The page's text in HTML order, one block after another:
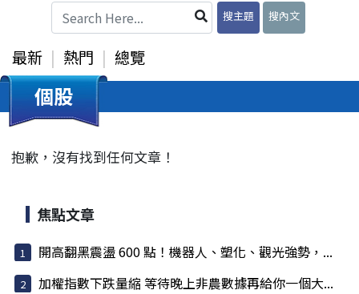
搜主題 搜內文
最新 熱門 總覽
個股
抱歉，沒有找到任何文章！
焦點文章
開高翻黑震盪 600 點！機器人、塑化、觀光強勢，...
加權指數下跌量縮 等待晚上非農數據再給你一個大...